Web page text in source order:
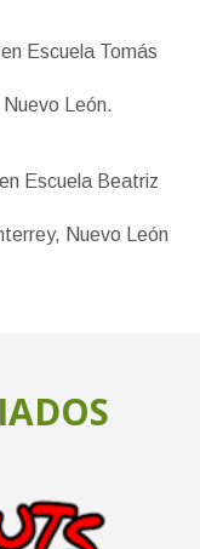
Escuela Tomás
León.
Escuela Beatriz
Nuevo León